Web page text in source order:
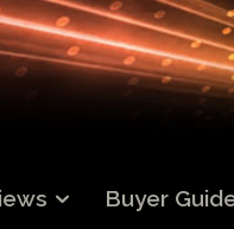
Buyer